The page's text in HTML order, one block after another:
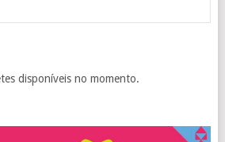
disponíveis no momento.